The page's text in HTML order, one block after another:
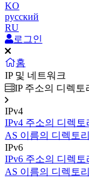
KO
русский
RU
로그인
홈
IP 및 네트워크
IP 주소의 디렉토
IPv4
IPv4 주소의 디렉토
AS 이름의 디렉토리
IPv6
IPv6 주소의 디렉토
AS 이름의 디렉토리